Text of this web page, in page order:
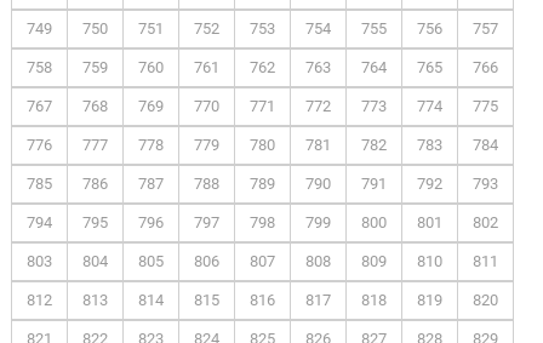
749 750 751 752 753 754 755 756 757
758 759 760 761 762 763 764 765 766
767 768 769 770 771 772 773 774 775
776 777 778 779 780 781 782 783 784
785 786 787 788 789 790 791 792 793
794 795 796 797 798 799 800 801 802
803 804 805 806 807 808 809 810 811
812 813 814 815 816 817 818 819 820
821 822 823 824 825 826 827 828 829